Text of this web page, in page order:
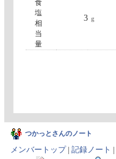
食
塩
相
当
量
3 g
つかっとさんのノート
メンバートップ 記録ノート